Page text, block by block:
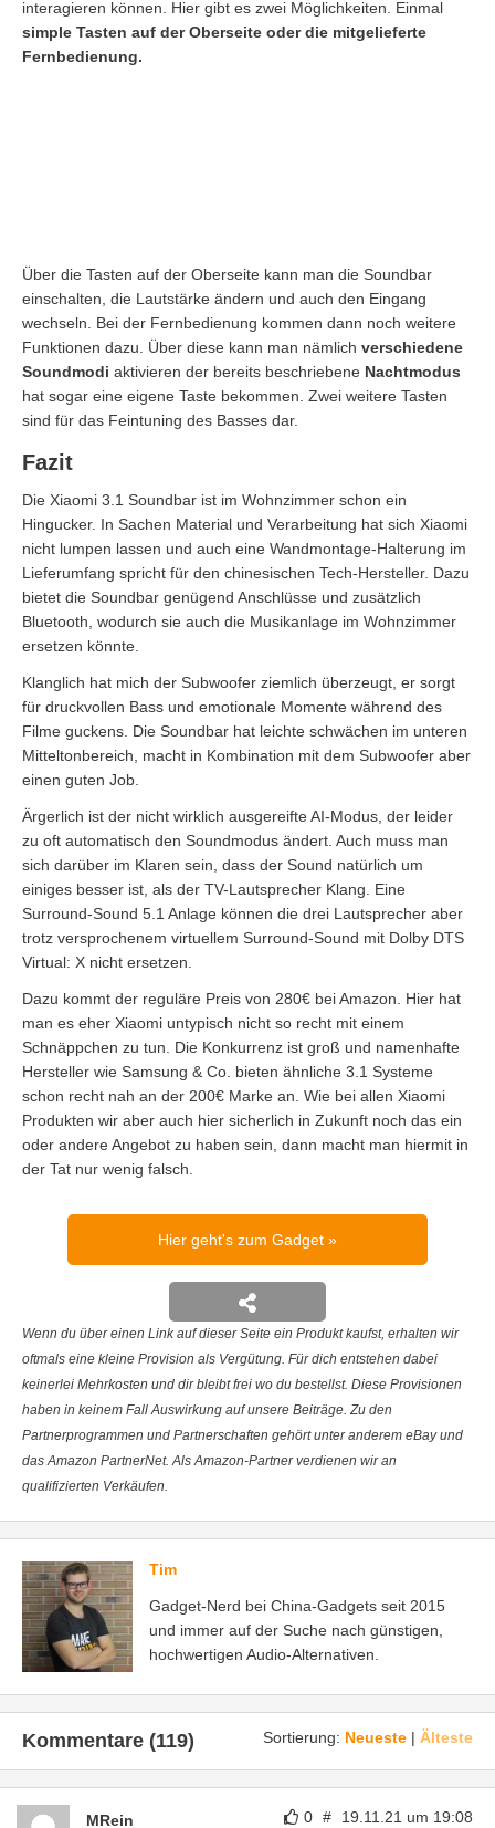
interagieren können. Hier gibt es zwei Möglichkeiten. Einmal
simple Tasten auf der Oberseite oder die mitgelieferte
Fernbedienung.
Über die Tasten auf der Oberseite kann man die Soundbar
einschalten, die Lautstärke ändern und auch den Eingang
wechseln. Bei der Fernbedienung kommen dann noch weitere
Funktionen dazu. Über diese kann man nämlich verschiedene
Soundmodi aktivieren der bereits beschriebene Nachtmodus
hat sogar eine eigene Taste bekommen. Zwei weitere Tasten
sind für das Feintuning des Basses dar.
Fazit
Die Xiaomi 3.1 Soundbar ist im Wohnzimmer schon ein
Hingucker. In Sachen Material und Verarbeitung hat sich Xiaomi
nicht lumpen lassen und auch eine Wandmontage-Halterung im
Lieferumfang spricht für den chinesischen Tech-Hersteller. Dazu
bietet die Soundbar genügend Anschlüsse und zusätzlich
Bluetooth, wodurch sie auch die Musikanlage im Wohnzimmer
ersetzen könnte.
Klanglich hat mich der Subwoofer ziemlich überzeugt, er sorgt
für druckvollen Bass und emotionale Momente während des
Filme guckens. Die Soundbar hat leichte schwächen im unteren
Mitteltonbereich, macht in Kombination mit dem Subwoofer aber
einen guten Job.
Ärgerlich ist der nicht wirklich ausgereifte AI-Modus, der leider
zu oft automatisch den Soundmodus ändert. Auch muss man
sich darüber im Klaren sein, dass der Sound natürlich um
einiges besser ist, als der TV-Lautsprecher Klang. Eine
Surround-Sound 5.1 Anlage können die drei Lautsprecher aber
trotz versprochenem virtuellem Surround-Sound mit Dolby DTS
Virtual: X nicht ersetzen.
Dazu kommt der reguläre Preis von 280€ bei Amazon. Hier hat
man es eher Xiaomi untypisch nicht so recht mit einem
Schnäppchen zu tun. Die Konkurrenz ist groß und namenhafte
Hersteller wie Samsung & Co. bieten ähnliche 3.1 Systeme
schon recht nah an der 200€ Marke an. Wie bei allen Xiaomi
Produkten wir aber auch hier sicherlich in Zukunft noch das ein
oder andere Angebot zu haben sein, dann macht man hiermit in
der Tat nur wenig falsch.
Hier geht's zum Gadget
Wenn du über einen Link auf dieser Seite ein Produkt kaufst, erhalten wir
oftmals eine kleine Provision als Vergütung. Für dich entstehen dabei
keinerlei Mehrkosten und dir bleibt frei wo du bestellst. Diese Provisionen
haben in keinem Fall Auswirkung auf unsere Beiträge. Zu den
Partnerprogrammen und Partnerschaften gehört unter anderem eBay und
das Amazon PartnerNet. Als Amazon-Partner verdienen wir an
qualifizierten Verkäufen.
Tim
Gadget-Nerd bei China-Gadgets seit 2015
und immer auf der Suche nach günstigen,
hochwertigen Audio-Alternativen.
Sortierung: Neueste | Älteste
Kommentare (119)
0 # 19.11.21 um 19:08
MRein